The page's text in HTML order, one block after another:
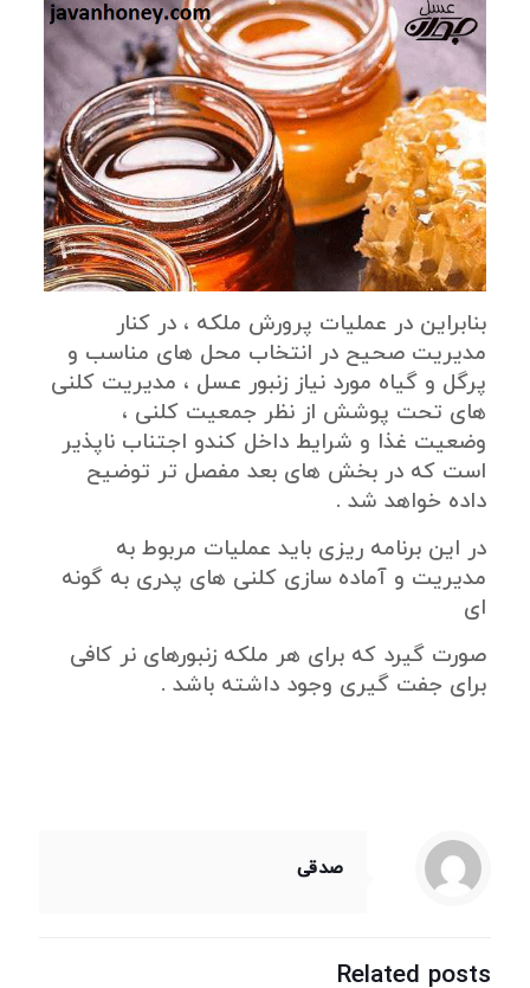
بنابراین در عملیات پرورش ملکه ، در کنار
مدیریت صحیح در انتخاب محل های مناسب و
پرگل و گیاه مورد نیاز زنبور عسل ، مدیریت کلنی
های تحت پوشش از نظر جمعیت کلنی ،
وضعیت غذا و شرایط داخل کندو اجتناب ناپذیر
است که در بخش های بعد مفصل تر توضیح
داده خواهد شد .
در این برنامه ریزی باید عملیات مربوط به
مدیریت و آماده سازی کلنی های پدری به گونه
ای
صورت گیرد که برای هر ملکه زنبورهای نر کافی
برای جفت گیری وجود داشته باشد .
صدقی
Related posts